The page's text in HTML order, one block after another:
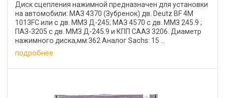
Диск сцепления нажимной предназначен для установки
на автомобили: МАЗ 4370 (Зубренок) дв. Deutz BF 4M
1013FC или с дв. ММЗ Д-245; МАЗ 4570 с дв. ММЗ 245.9 ;
ПАЗ-3205 с дв. ММЗ Д-245.9 и КПП СААЗ 3206. Диаметр
нажимного диска,мм:362 Аналог Sachs: 15 ...
подробнее